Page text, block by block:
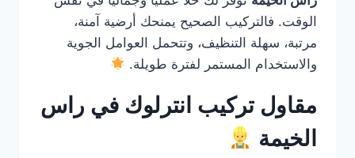
الوقت. فالتركيب الصحيح يمنحك أرضية آمنة،
مرتبة، سهلة التنظيف، وتتحمل العوامل الجوية
والاستخدام المستمر لفترة طويلة.
مقاول تركيب انترلوك في راس
الخيمة